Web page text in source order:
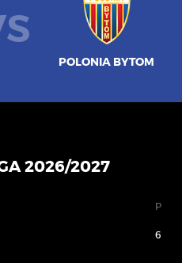
POLONIA BYTOM
2026/2027
P
6